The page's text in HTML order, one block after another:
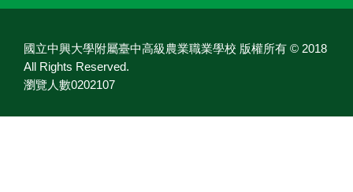
國立中興大學附屬臺中高級農業職業學校 版權所有 © 2018
All Rights Reserved.
瀏覽人數0202107